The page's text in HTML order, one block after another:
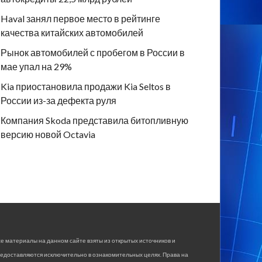
Haval занял первое место в рейтинге
качества китайских автомобилей
Рынок автомобилей с пробегом в России в
мае упал на 29%
Kia приостановила продажи Kia Seltos в
России из-за дефекта руля
Компания Skoda представила битопливную
версию новой Octavia
материалы на данном сайте взяты из открытых источников и
исключительно в ознакомительных целях. Права на